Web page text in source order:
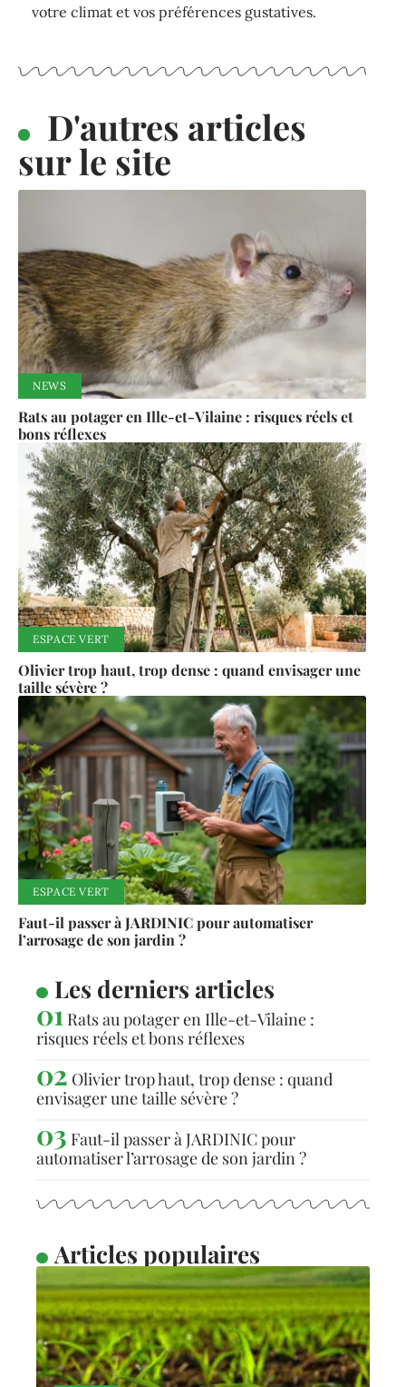
votre climat et vos préférences gustatives.
D'autres articles
sur le site
NEWS
Rats au potager en Ille-et-Vilaine : risques réels et
bons réflexes
ESPACE VERT
Olivier trop haut, trop dense : quand envisager une
taille sévère ?
ESPACE VERT
Faut-il passer à JARDINIC pour automatiser
l’arrosage de son jardin ?
Les derniers articles
Rats au potager en Ille-et-Vilaine :
risques réels et bons réflexes
Olivier trop haut, trop dense : quand
envisager une taille sévère ?
Faut-il passer à JARDINIC pour
automatiser l’arrosage de son jardin ?
Articles populaires